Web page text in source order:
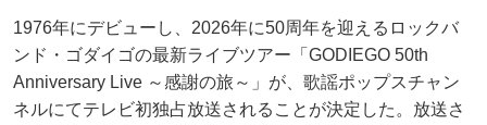
1976年にデビューし、2026年に50周年を迎えるロックバ
ンド・ゴダイゴの最新ライブツアー「GODIEGO 50th
Anniversary Live ～感謝の旅～」が、歌謡ポップスチャン
ネルにてテレビ初独占放送されることが決定した。放送さ